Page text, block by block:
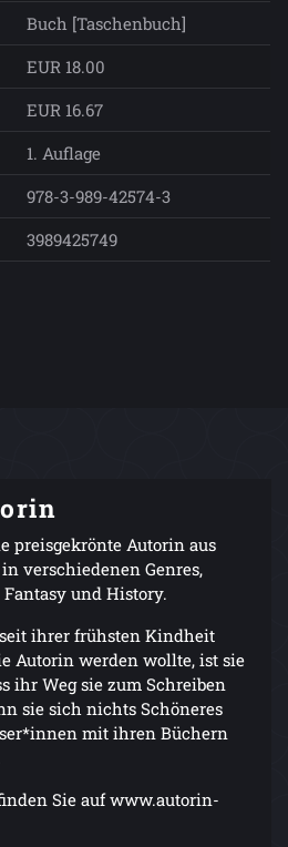
Buch [Taschenbuch]
EUR 18.00
EUR 16.67
1. Auflage
978-3-989-42574-3
3989425749
preisgekrönte Autorin aus
verschiedenen Genres,
und History.
ihrer frühsten Kindheit
Autorin werden wollte, ist sie
ihr Weg sie zum Schreiben
sie sich nichts Schöneres
mit ihren Büchern
Sie auf www.autorin-